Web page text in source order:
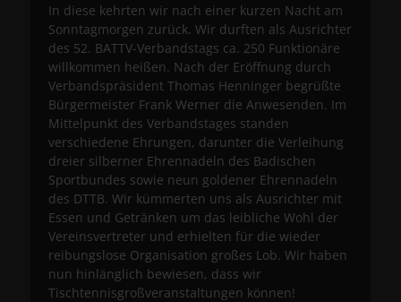
In diese kehrten wir nach einer kurzen Nacht am
Sonntagmorgen zurück. Wir durften als Ausrichter
des 52. BATTV-Verbandstags ca. 250 Funktionäre
willkommen heißen. Nach der Eröffnung durch
Verbandspräsident Thomas Henninger begrüßte
Bürgermeister Frank Werner die Anwesenden. Im
Mittelpunkt des Verbandstages standen
verschiedene Ehrungen, darunter die Verleihung
dreier silberner Ehrennadeln des Badischen
Sportbundes sowie neun goldener Ehrennadeln
des DTTB. Wir kümmerten uns als Ausrichter mit
Essen und Getränken um das leibliche Wohl der
Vereinsvertreter und erhielten für die wieder
reibungslose Organisation großes Lob. Wir haben
nun hinlänglich bewiesen, dass wir
Tischtennisgroßveranstaltungen können!